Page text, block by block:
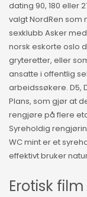
dating 90, 180 eller
valgt NordRen som
sexklubb Asker
norsk eskorte oslo
gryteretter, eller
ansatte i offentlig
arbeidssøkere. D5,
Plans, som gjør at
rengjøre på flere
Syreholdig
WC mint er et
effektivt bruker
Erotisk